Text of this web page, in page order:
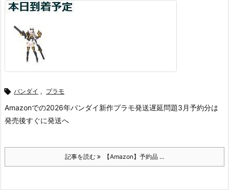
 バンダイ , プラモ
Amazonでの2026年バンダイ新作プラモ発送遅延問題3月予約分は
発売後すぐに発送へ
記事を読む 【Amazon】予約品 ...